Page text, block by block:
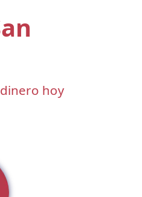
hoy